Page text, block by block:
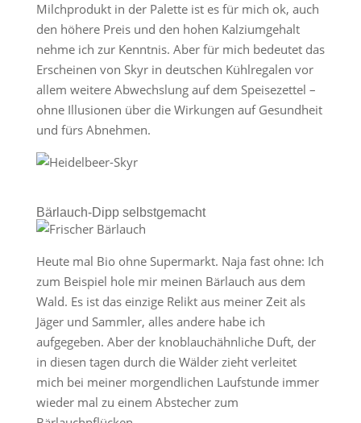
Milchprodukt in der Palette ist es für mich ok, auch
den höhere Preis und den hohen Kalziumgehalt
nehme ich zur Kenntnis. Aber für mich bedeutet das
Erscheinen von Skyr in deutschen Kühlregalen vor
allem weitere Abwechslung auf dem Speisezettel –
ohne Illusionen über die Wirkungen auf Gesundheit
und fürs Abnehmen.
Bärlauch-Dipp selbstgemacht
Heute mal Bio ohne Supermarkt. Naja fast ohne: Ich
zum Beispiel hole mir meinen Bärlauch aus dem
Wald. Es ist das einzige Relikt aus meiner Zeit als
Jäger und Sammler, alles andere habe ich
aufgegeben. Aber der knoblauchähnliche Duft, der
in diesen tagen durch die Wälder zieht verleitet
mich bei meiner morgendlichen Laufstunde immer
wieder mal zu einem Abstecher zum